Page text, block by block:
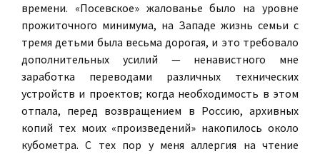
времени. «Посевское» жалованье было на уровне
прожиточного минимума, на Западе жизнь семьи с
тремя детьми была весьма дорогая, и это требовало
дополнительных усилий — ненавистного мне
заработка переводами различных технических
устройств и проектов; когда необходимость в этом
отпала, перед возвращением в Россию, архивных
копий тех моих «произведений» накопилось около
кубометра. С тех пор у меня аллергия на чтение